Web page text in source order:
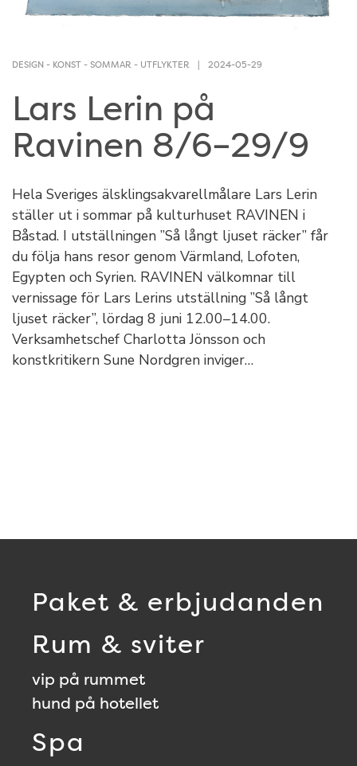
DESIGN- KONST-SOMMAR- UTFLYKTER 2024-05-29
Lars Lerin på
Ravinen 8/6–29/9
Hela Sveriges älsklingsakvarellmålare Lars Lerin
ställer ut i sommar på kulturhuset RAVINEN i
Båstad. I utställningen ”Så långt ljuset räcker” får
du följa hans resor genom Värmland, Lofoten,
Egypten och Syrien. RAVINEN välkomnar till
vernissage för Lars Lerins utställning ”Så långt
ljuset räcker”, lördag 8 juni 12.00–14.00.
Verksamhetschef Charlotta Jönsson och
konstkritikern Sune Nordgren inviger…
Paket & erbjudanden
Rum & sviter
vip på rummet
hund på hotellet
Spa